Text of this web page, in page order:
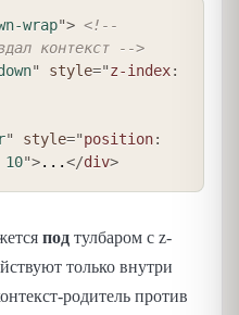
wrap"> <!--
контекст -->
" style="z-index:
" style="position:
10">...</div>
под тулбаром с z-
только внутри
родитель против